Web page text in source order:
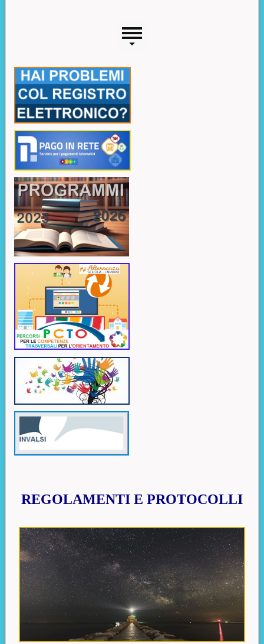
Menu laterale
Risorse aggiuntive (colonna di sinistra)
Contenuto principale
REGOLAMENTI E PROTOCOLLI